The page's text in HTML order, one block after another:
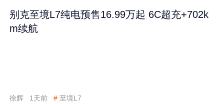
别克至境L7纯电预售16.99万起 6C超充+702k
m续航
徐辉 1天前 # 至境L7